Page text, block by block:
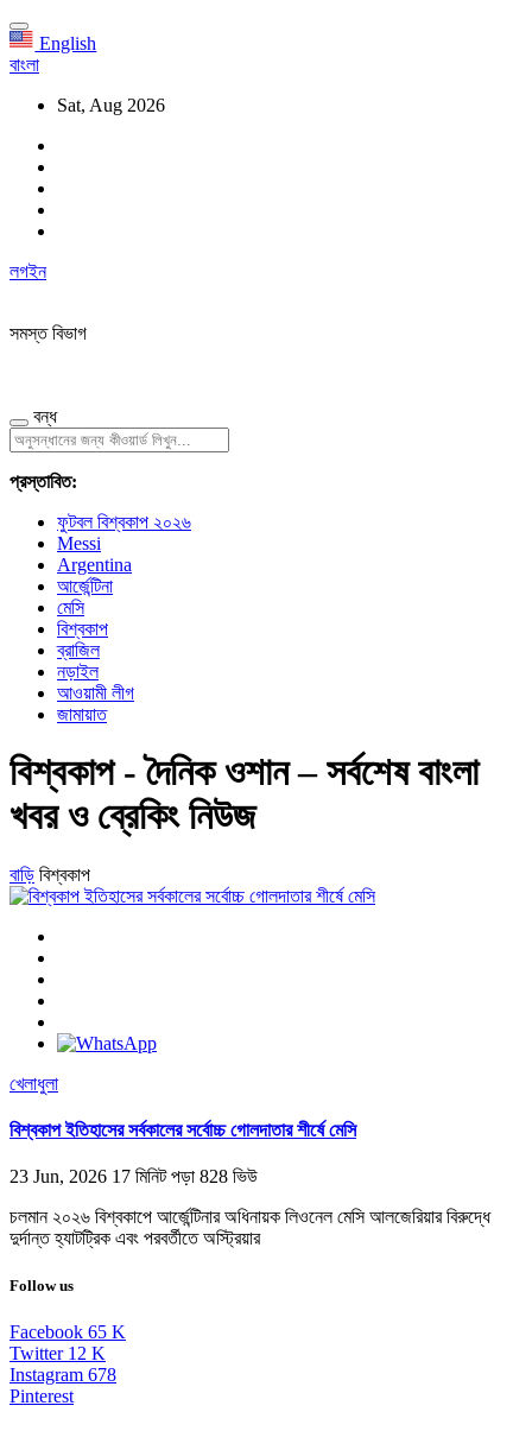
English
বাংলা
Sat, Aug 2026
লগইন
সমস্ত বিভাগ
বন্ধ
প্রস্তাবিত:
ফুটবল বিশ্বকাপ ২০২৬
Messi
Argentina
আর্জেন্টিনা
মেসি
বিশ্বকাপ
ব্রাজিল
নড়াইল
আওয়ামী লীগ
জামায়াত
বিশ্বকাপ - দৈনিক ওশান – সর্বশেষ বাংলা
খবর ও ব্রেকিং নিউজ
বাড়ি বিশ্বকাপ
খেলাধুলা
বিশ্বকাপ ইতিহাসের সর্বকালের সর্বোচ্চ গোলদাতার শীর্ষে মেসি
23 Jun, 2026 17 মিনিট পড়া 828 ভিউ
চলমান ২০২৬ বিশ্বকাপে আর্জেন্টিনার অধিনায়ক লিওনেল মেসি আলজেরিয়ার বিরুদ্ধে
দুর্দান্ত হ্যাটট্রিক এবং পরবর্তীতে অস্ট্রিয়ার
Follow us
Facebook 65 K
Twitter 12 K
Instagram 678
Pinterest